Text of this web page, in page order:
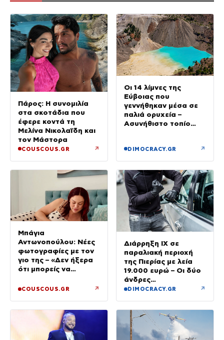
Πάρος: Η συνομιλία
στα σκοτάδια που
έφερε κοντά τη
Μελίνα Νικολαΐδη και
τον Μάστορα
COUSCOUS.GR ↗
Οι 14 λίμνες της
Εύβοιας που
γεννήθηκαν μέσα σε
παλιά ορυχεία –
Ασυνήθιστο τοπίο
DIMOCRACY.GR ↗
Μπάγια
Αντωνοπούλου: Νέες
φωτογραφίες με τον
γιο της – «Δεν ήξερα
ότι μπορείς να
τις πιο απλές στιγμές»
COUSCOUS.GR ↗
Διάρρηξη ΙΧ σε
παραλιακή περιοχή
της Πιερίας με λεία
19.000 ευρώ – Οι δύο
άνδρες
συνελήφθησαν στην
DIMOCRACY.GR ↗